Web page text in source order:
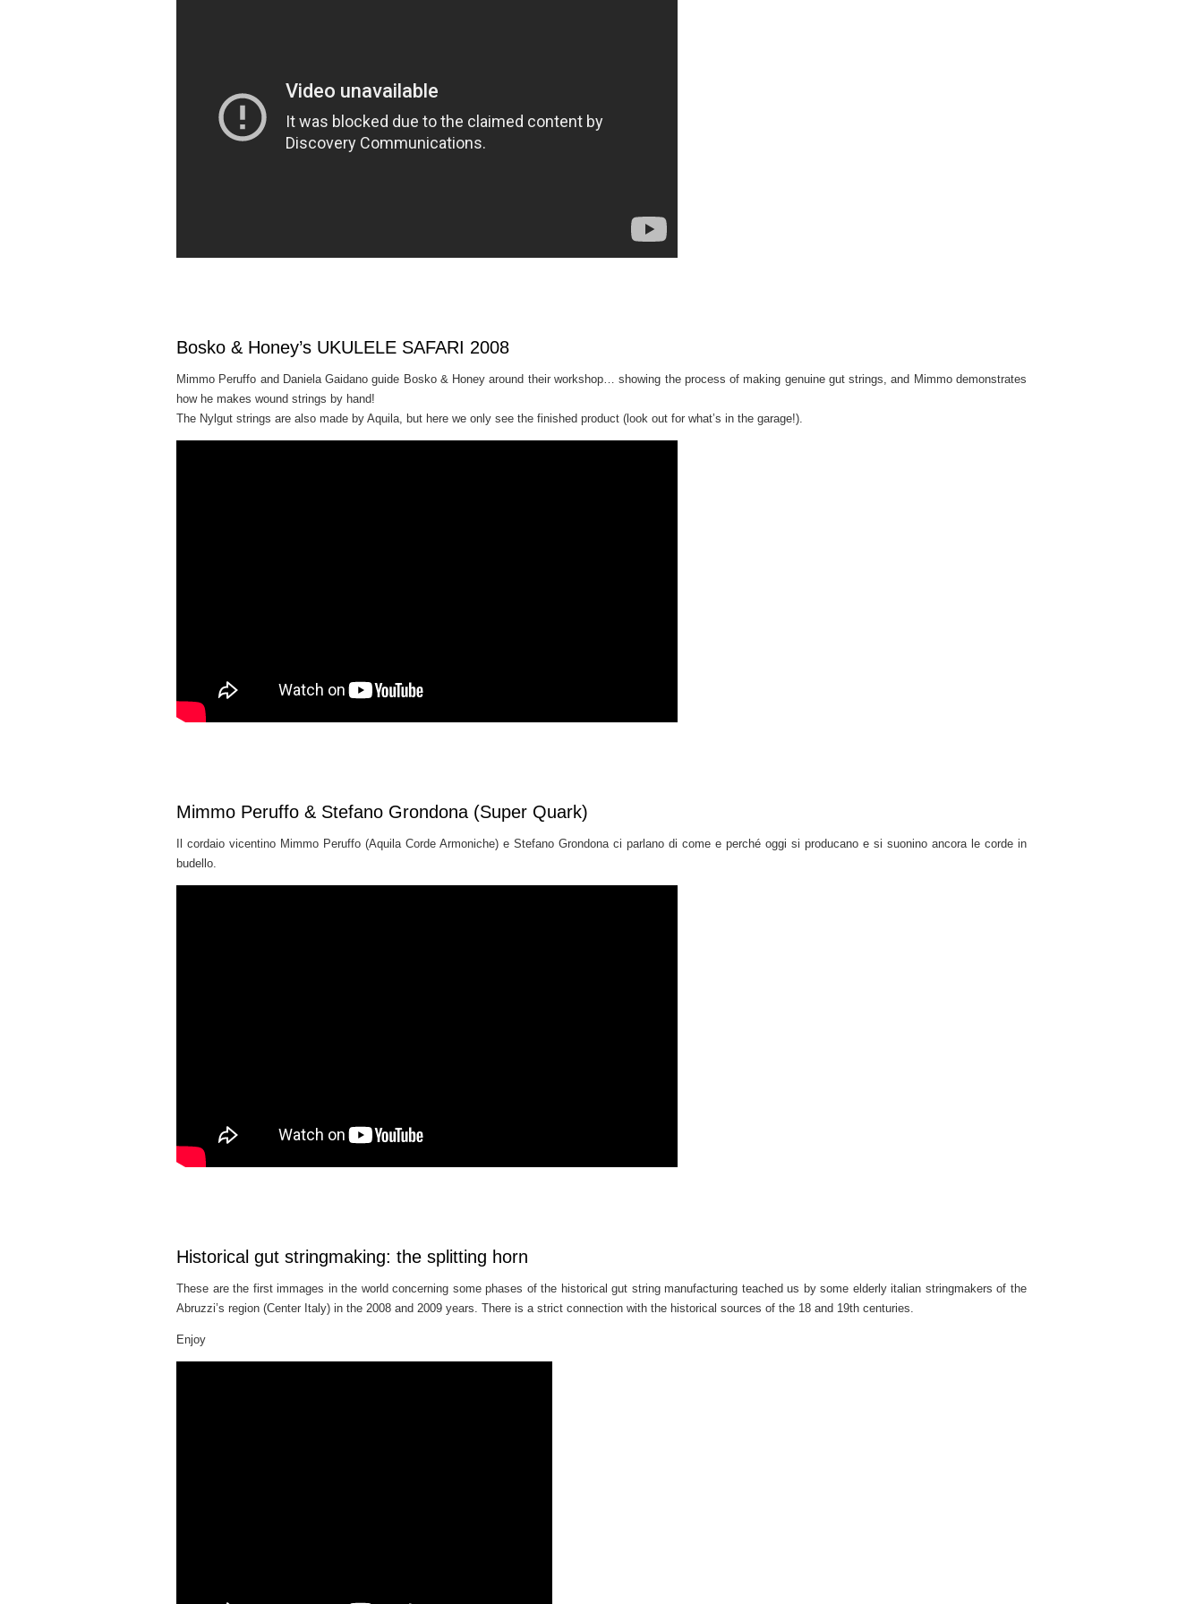
Bosko & Honey’s UKULELE SAFARI 2008
Mimmo Peruffo and Daniela Gaidano guide Bosko & Honey around their workshop… showing the process of making genuine gut strings, and Mimmo demonstrates
how he makes wound strings by hand!
The Nylgut strings are also made by Aquila, but here we only see the finished product (look out for what’s in the garage!).
Mimmo Peruffo & Stefano Grondona (Super Quark)
Il cordaio vicentino Mimmo Peruffo (Aquila Corde Armoniche) e Stefano Grondona ci parlano di come e perché oggi si producano e si suonino ancora le corde in
budello.
Historical gut stringmaking: the splitting horn
These are the first immages in the world concerning some phases of the historical gut string manufacturing teached us by some elderly italian stringmakers of the
Abruzzi’s region (Center Italy) in the 2008 and 2009 years. There is a strict connection with the historical sources of the 18 and 19th centuries.
Enjoy